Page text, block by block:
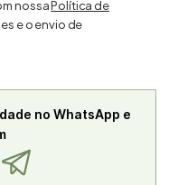
nossaPolítica de
e o envio de
no WhatsApp e